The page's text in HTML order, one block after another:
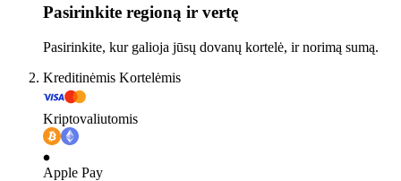
Pasirinkite regioną ir vertę
Pasirinkite, kur galioja jūsų dovanų kortelė, ir norimą sumą.
Kreditinėmis Kortelėmis
Kriptovaliutomis
Apple Pay